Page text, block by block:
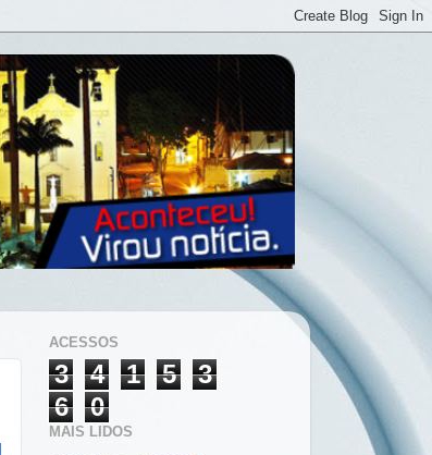
ACESSOS
3 4 1 5
3
6
0
MAIS LIDOS